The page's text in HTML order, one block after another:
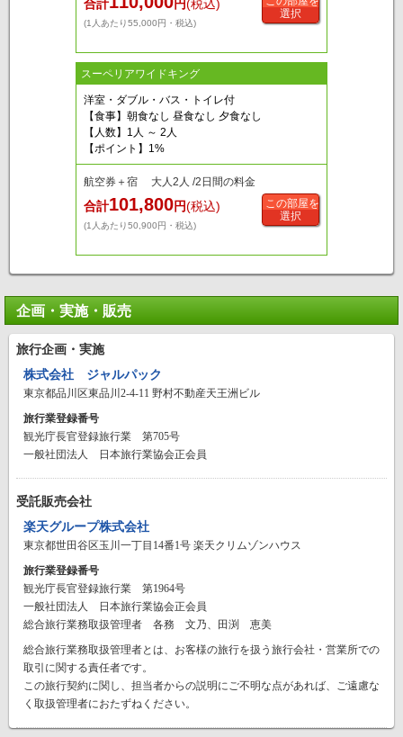
合計 円(税込)
(1人あたり55,000円・税込)
選択
スーペリアワイドキング
洋室・ダブル・バス・トイレ付
【食事】朝食なし 昼食なし 夕食なし
【人数】1人 ～ 2人
【ポイント】1%
航空券＋宿 大人2人 /2日間の料金
合計101,800円(税込)
(1人あたり50,900円・税込)
この部屋を
選択
企画・実施・販売
旅行企画・実施
株式会社 ジャルパック
東京都品川区東品川2-4-11 野村不動産天王洲ビル
旅行業登録番号
観光庁長官登録旅行業 第705号
一般社団法人 日本旅行業協会正会員
受託販売会社
楽天グループ株式会社
東京都世田谷区玉川一丁目14番1号 楽天クリムゾンハウス
旅行業登録番号
観光庁長官登録旅行業 第1964号
一般社団法人 日本旅行業協会正会員
総合旅行業務取扱管理者 各務 文乃、田渕 恵美
総合旅行業務取扱管理者とは、お客様の旅行を扱う旅行会社・営業所での
取引に関する責任者です。
この旅行契約に関し、担当者からの説明にご不明な点があれば、ご遠慮な
く取扱管理者におたずねください。